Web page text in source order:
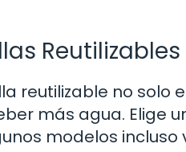
Reutilizables
reutilizable no solo
más agua. Elige
modelos